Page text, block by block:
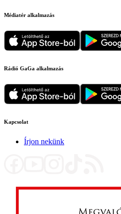
Médiatér alkalmazás
Rádió GaGa alkalmazás
Kapcsolat
Írjon nekünk